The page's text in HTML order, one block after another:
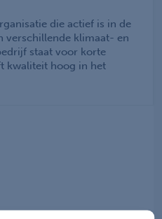
die actief is in de
verschillende klimaat- en
staat voor korte
kwaliteit hoog in het